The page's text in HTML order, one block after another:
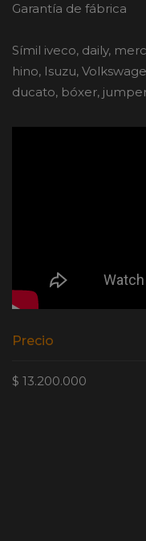
Garantía de fábrica
Símil iveco, daily,
hino, Isuzu,
ducato, bóxer,
Precio
$ 13.200.000